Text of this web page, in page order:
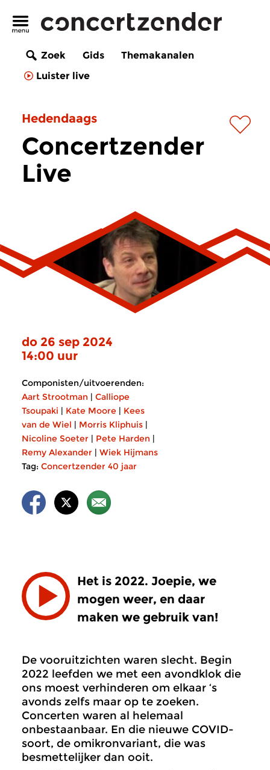
Zoek Gids
Themakanalen
Luister live
Hedendaags
Concertzender
Live
do 26 sep 2024
14:00 uur
Componisten/uitvoerenden:
Aart Strootman | Calliope
Tsoupaki | Kate Moore | Kees
van de Wiel | Morris Kliphuis |
Nicoline Soeter | Pete Harden |
Remy Alexander | Wiek Hijmans
Tag: Concertzender 40 jaar
Het is 2022. Joepie, we
mogen weer, en daar
maken we gebruik van!
De vooruitzichten waren slecht. Begin
2022 leefden we met een avondklok die
ons moest verhinderen om elkaar ‘s
avonds zelfs maar op te zoeken.
Concerten waren al helemaal
onbestaanbaar. En die nieuwe COVID-
soort, de omikronvariant, die was
besmettelijker dan ooit.